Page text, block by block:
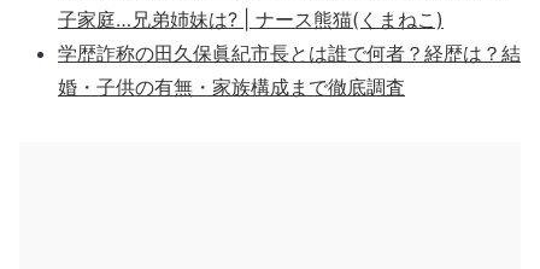
子家庭…兄弟姉妹は? | ナース熊猫(くまねこ)
学歴詐称の田久保眞紀市長とは誰で何者？経歴は？結
婚・子供の有無・家族構成まで徹底調査